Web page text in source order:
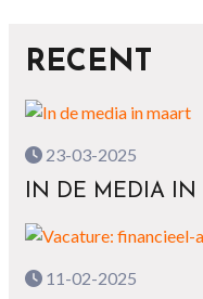
RECENT
23-03-2025
IN DE MEDIA IN
11-02-2025